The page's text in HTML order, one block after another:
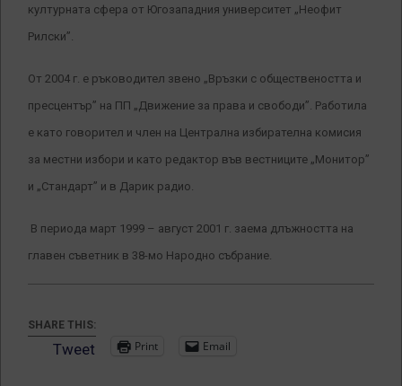
културната сфера от Югозападния университет „Неофит
Рилски”.
От 2004 г. е ръководител звено „Връзки с обществеността и
пресцентър” на ПП „Движение за права и свободи”. Работила
е като говорител и член на Централна избирателна комисия
за местни избори и като редактор във вестниците „Монитор”
и „Стандарт” и в Дарик радио.
В периода март 1999 – август 2001 г. заема длъжността на
главен съветник в 38-мо Народно събрание.
SHARE THIS:
Tweet Print Email